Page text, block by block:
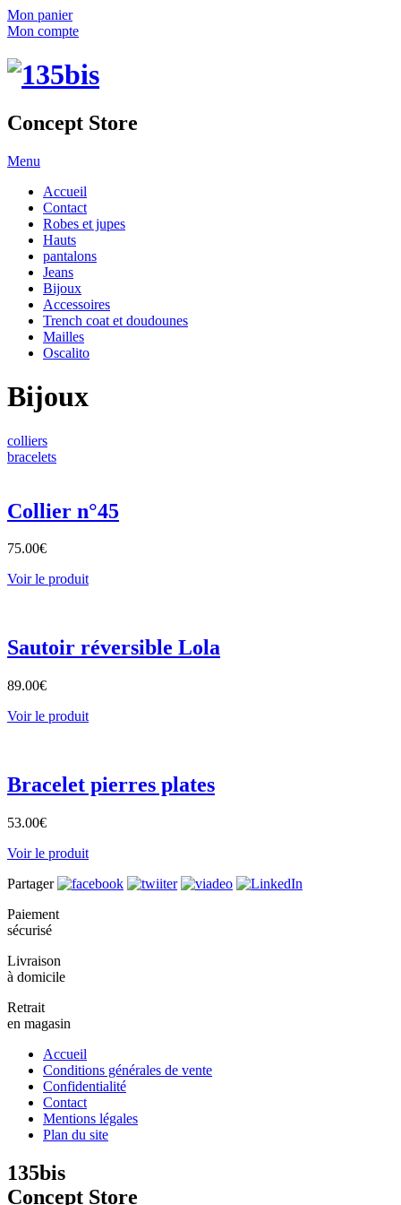
Mon panier
Mon compte
Concept Store
Menu
Accueil
Contact
Robes et jupes
Hauts
pantalons
Jeans
Bijoux
Accessoires
Trench coat et doudounes
Mailles
Oscalito
Bijoux
colliers
bracelets
Collier n°45
75.00€
Voir le produit
Sautoir réversible Lola
89.00€
Voir le produit
Bracelet pierres plates
53.00€
Voir le produit
Partager
Paiement
sécurisé
Livraison
à domicile
Retrait
en magasin
Accueil
Conditions générales de vente
Confidentialité
Contact
Mentions légales
Plan du site
135bis
Concept Store